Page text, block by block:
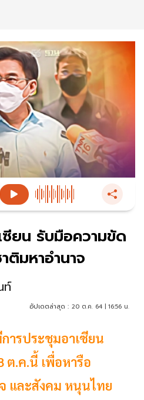
ซียน รับมือความขัด
ติมหาอำนาจ
ท์
อัปเดตล่าสุด : 20 ต.ค. 64 | 16:56 น.
ารประชุมอาเซียน
.ค.นี้ เพื่อหารือ
และสังคม หนุนไทย